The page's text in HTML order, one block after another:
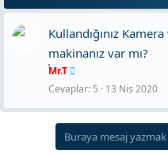
Kullandığınız
makinanız var mı?
Mr.T
Cevaplar 5 13 Nis 2020
Buraya mesaj